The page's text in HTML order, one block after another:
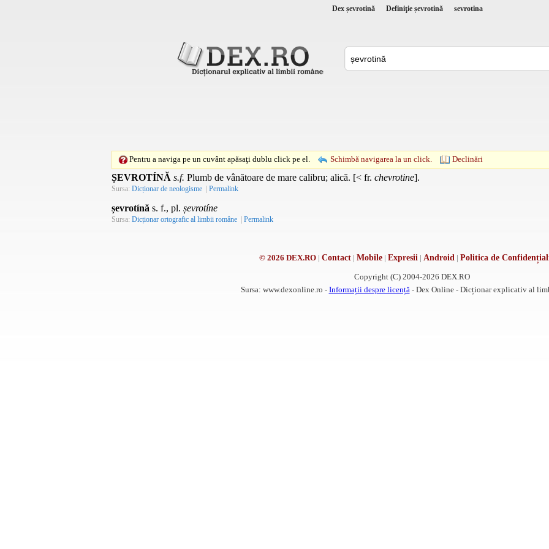
Dex șevrotină Definiţie șevrotină sevrotina
Pentru a naviga pe un cuvânt apăsaţi dublu click pe el. Schimbă navigarea la un click. Declinări
ȘEVROTÍNĂ s.f. Plumb de vânătoare de mare calibru; alică. [< fr. chevrotine].
Sursa: Dicționar de neologisme | Permalink
șevrotínă s. f., pl. șevrotíne
Sursa: Dicționar ortografic al limbii române | Permalink
© 2026 DEX.RO| Contact| Mobile| Expresii | Android | Politica de
Copyright (C) 2004-2026 DEX.RO
Sursa: www.dexonline.ro - Informații despre licență - Dex Online - Dicționar explicativ al